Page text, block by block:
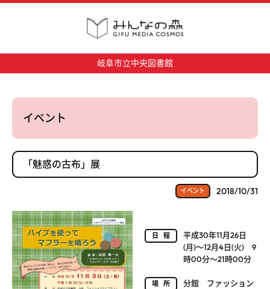
岐阜市立中央図書館
イベント
「魅惑の古布」展
イベント 2018/10/31
日程
平成30年11月26日
(月)～12月4日(火) 9
時00分～21時00分
場所
分館 ファッション